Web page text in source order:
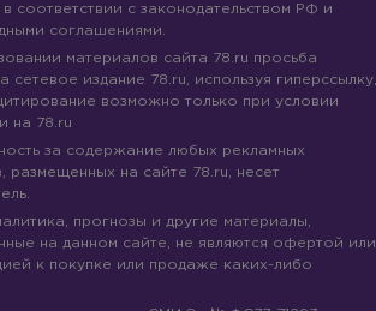
в соответствии с законодательством РФ и
соглашениями.
материалов сайта 78.ru просьба
сетевое издание 78.ru, используя гиперссылку,
возможно только при условии
на 78.ru
за содержание любых рекламных
размещенных на сайте 78.ru, несет
прогнозы и другие материалы,
на данном сайте, не являются офертой или
к покупке или продаже каких-либо